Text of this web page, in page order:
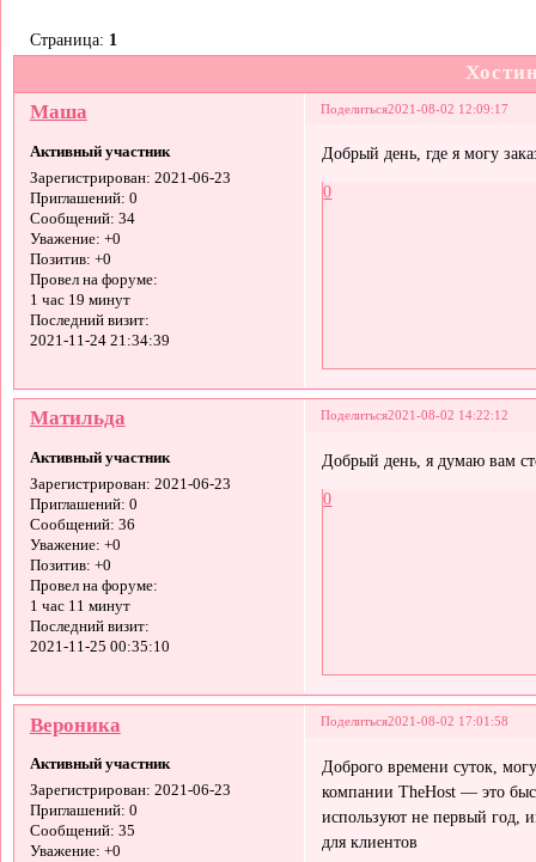
Страница: 1
Поделиться2021-08-02 12:09:17
Маша
Активный участник
Зарегистрирован: 2021-06-23
Приглашений: 0
Сообщений: 34
Уважение: +0
Позитив: +0
Провел на форуме:
1 час 19 минут
Последний визит:
2021-11-24 21:34:39
Добрый день, где я могу
0
Поделиться2021-08-02 14:22:12
Матильда
Активный участник
Зарегистрирован: 2021-06-23
Приглашений: 0
Сообщений: 36
Уважение: +0
Позитив: +0
Провел на форуме:
1 час 11 минут
Последний визит:
2021-11-25 00:35:10
Добрый день, я думаю вам
0
Поделиться2021-08-02 17:01:58
Вероника
Активный участник
Зарегистрирован: 2021-06-23
Приглашений: 0
Сообщений: 35
Уважение: +0
Доброго времени суток,
компании TheHost — это
используют не первый год,
для клиентов